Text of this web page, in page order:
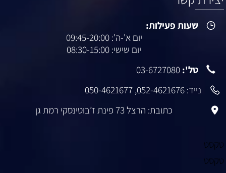
שעות פעילות:
יום א'-ה': 09:45-20:00
יום שישי: 08:30-15:00
טל': 03-6727080
נייד: 052-4621676
,
050-4621677
כתובת: הרצל 73 פינת ז’בוטינסקי רמת גן
טקסט
טקסט